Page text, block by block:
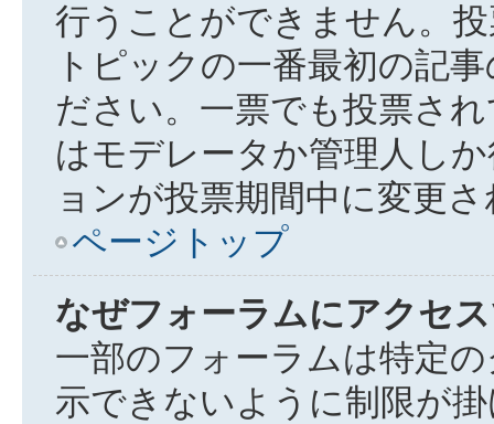
行うことができません。
トピックの一番最初の記
ださい。一票でも投票さ
はモデレータか管理人し
ョンが投票期間中に変更
ページトップ
なぜフォーラムにアクセ
一部のフォーラムは特定
示できないように制限が